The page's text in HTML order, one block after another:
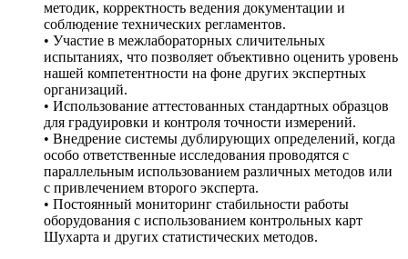
методик, корректность ведения документации и
соблюдение технических регламентов.
• Участие в межлабораторных сличительных
испытаниях, что позволяет объективно оценить уровень
нашей компетентности на фоне других экспертных
организаций.
• Использование аттестованных стандартных образцов
для градуировки и контроля точности измерений.
• Внедрение системы дублирующих определений, когда
особо ответственные исследования проводятся с
параллельным использованием различных методов или
с привлечением второго эксперта.
• Постоянный мониторинг стабильности работы
оборудования с использованием контрольных карт
Шухарта и других статистических методов.